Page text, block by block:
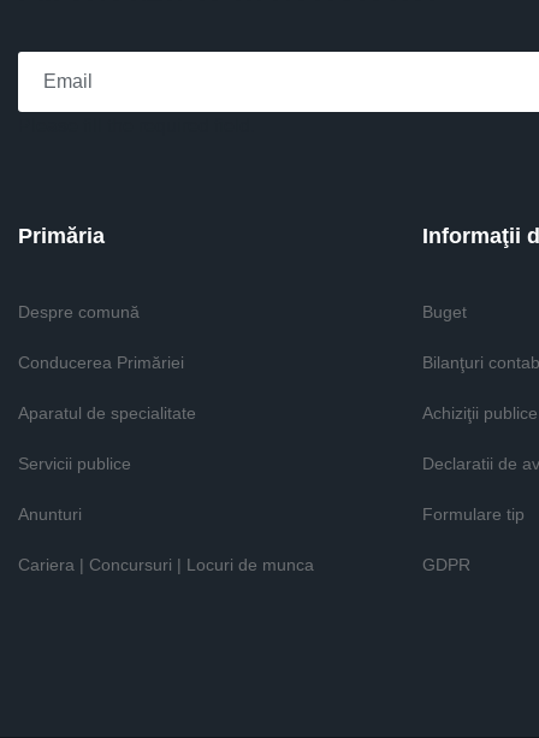
Primăria
Despre comună
Conducerea Primăriei
Aparatul de specialitate
Servicii publice
Anunturi
Cariera | Concursuri | Locuri de munca
Informaţii
Buget
Bilanţuri
Achiziţii publice
Declaratii de
Formulare tip
GDPR